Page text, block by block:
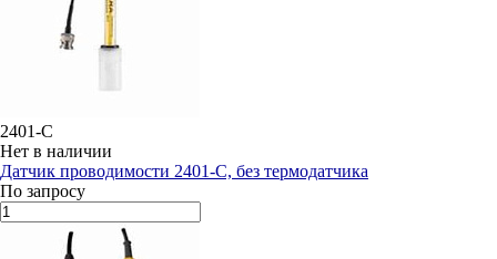
2401-C
Нет в наличии
Датчик проводимости 2401-C, без термодатчика
По запросу